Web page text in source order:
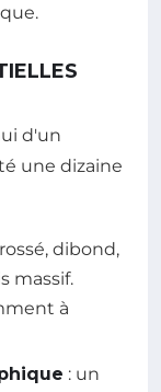
d'un
une dizaine
dibond,
massif.
à
: un